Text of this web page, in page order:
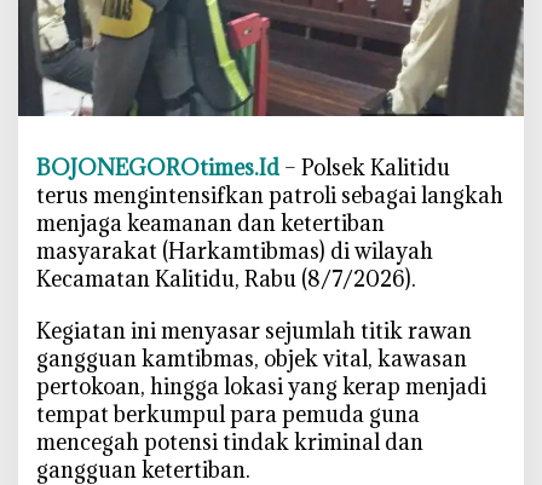
l
i
t
d
B
o
j
o
n
g
o
r
o
D
BOJONEGOROtimes.Id – Polsek Kalitidu
terus mengintensifkan patroli sebagai langkah
menjaga keamanan dan ketertiban
masyarakat (Harkamtibmas) di wilayah
Kecamatan Kalitidu, Rabu (8/7/2026).
‎Kegiatan ini menyasar sejumlah titik rawan
gangguan kamtibmas, objek vital, kawasan
pertokoan, hingga lokasi yang kerap menjadi
tempat berkumpul para pemuda guna
mencegah potensi tindak kriminal dan
gangguan ketertiban.